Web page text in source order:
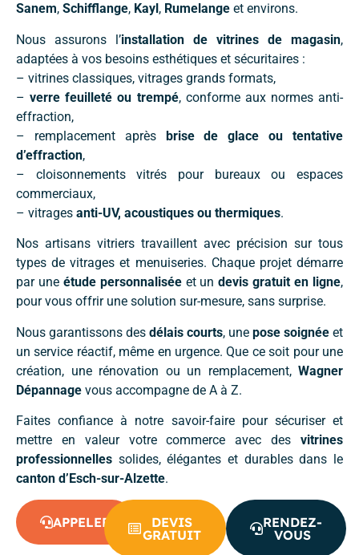
Sanem, Schifflange, Kayl , Rumelange et environs.
Nous assurons l’installation de vitrines de magasin,
adaptées à vos besoins esthétiques et sécuritaires :
– vitrines classiques, vitrages grands formats,
–verre feuilleté ou trempé, conforme aux normes anti-
effraction,
– remplacement après brise de glace ou tentative
d’effraction,
– cloisonnements vitrés pour bureaux ou espaces
commerciaux,
– vitrages anti-UV, acoustiques ou thermiques.
Nos artisans vitriers travaillent avec précision sur tous
types de vitrages et menuiseries. Chaque projet démarre
par une étude personnaliséeet undevis gratuit en ligne,
pour vous offrir une solution sur-mesure, sans surprise.
Nous garantissons des délais courts, une pose soignée et
un service réactif, même en urgence. Que ce soit pour une
création, une rénovation ou un remplacement, Wagner
Dépannage vous accompagne de A à Z.
Faites confiance à notre savoir-faire pour sécuriser et
mettre en valeur votre commerce avec des vitrines
professionnelles solides, élégantes et durables dans le
canton d’Esch-sur-Alzette.
APPELER
DEVIS
GRATUIT
RENDEZ-
VOUS